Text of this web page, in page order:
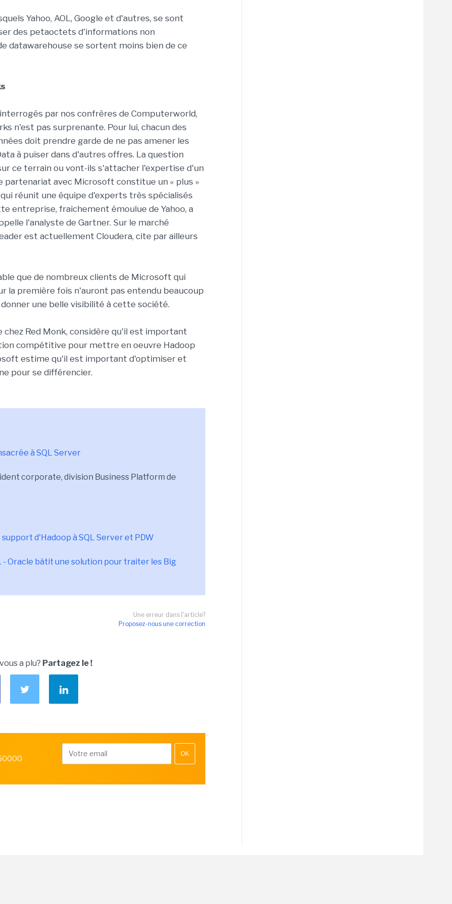
Yahoo, AOL, Google et d'autres, se sont
des petaoctets d'informations non
datawarehouse se sortent moins bien de ce
par nos confrères de Computerworld,
n'est pas surprenante. Pour lui, chacun des
doit prendre garde de ne pas amener les
à puiser dans d'autres offres. La question
ce terrain ou vont-ils s'attacher l'expertise d'un
partenariat avec Microsoft constitue un « plus »
réunit une équipe d'experts très spécialisés
entreprise, fraîchement émoulue de Yahoo, a
l'analyste de Gartner. Sur le marché
est actuellement Cloudera, cite par ailleurs
que de nombreux clients de Microsoft qui
la première fois n'auront pas entendu beaucoup
une belle visibilité à cette société.
chez Red Monk, considère qu'il est important
compétitive pour mettre en oeuvre Hadoop
estime qu'il est important d'optimiser et
pour se différencier.
à SQL Server
corporate, division Business Platform de
d'Hadoop à SQL Server et PDW
- Oracle bâtit une solution pour traiter les Big
Une erreur dans l'article?
Proposez-nous une correction
a plu? Partagez le !
OK